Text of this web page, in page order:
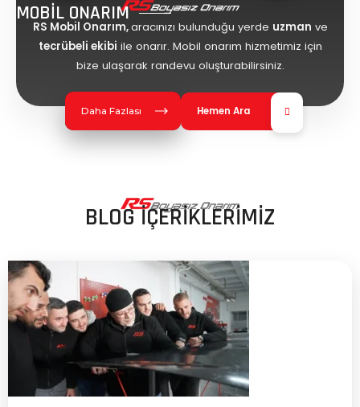
MOBİL ONARIM
RS Mobil Onarım,aracınızı bulunduğu yerde uzman ve
tecrübeli ekibi ile onarır. Mobil onarım hizmetimiz için
bize ulaşarak randevu oluşturabilirsiniz.
Daha Fazlası Hemen Ara
BLOG İÇERİKLERİMİZ